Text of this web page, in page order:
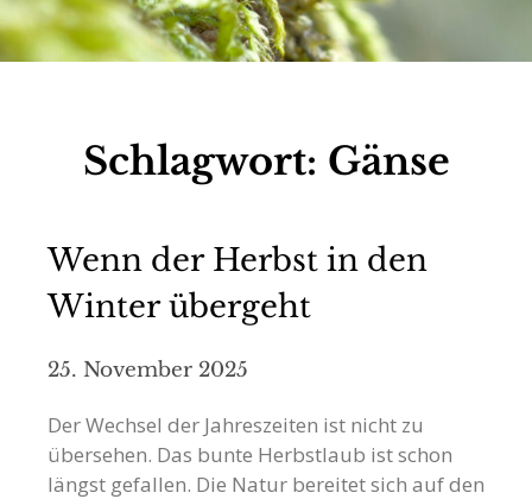
Schlagwort: Gänse
Wenn der Herbst in den
Winter übergeht
25. November 2025
Der Wechsel der Jahreszeiten ist nicht zu
übersehen. Das bunte Herbstlaub ist schon
längst gefallen. Die Natur bereitet sich auf den